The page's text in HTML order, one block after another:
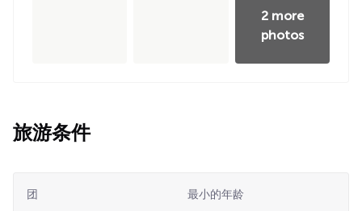
2 more
photos
旅游条件
团 最小的年龄